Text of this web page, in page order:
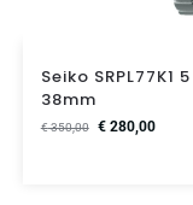
Seiko
38mm
€350,00 €280,00